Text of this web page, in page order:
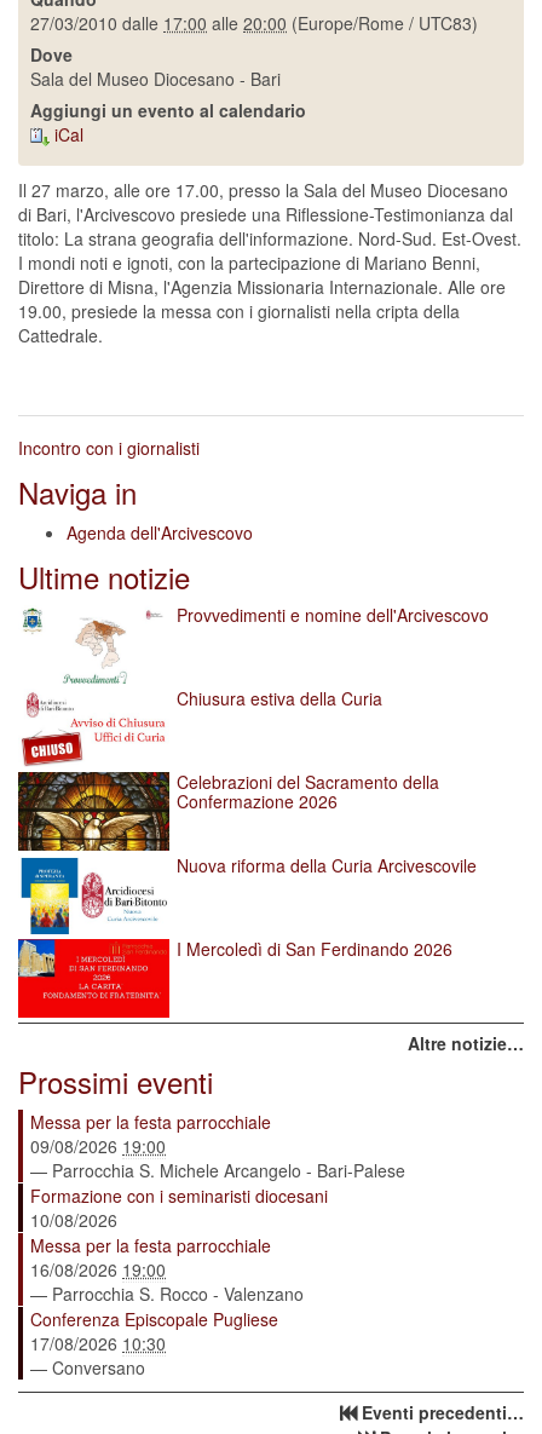
27/03/2010 dalle 17:00 alle 20:00 (Europe/Rome / UTC83)
Dove
Sala del Museo Diocesano - Bari
Aggiungi un evento al calendario
iCal
Il 27 marzo, alle ore 17.00, presso la Sala del Museo Diocesano
di Bari, l'Arcivescovo presiede una Riflessione-Testimonianza dal
titolo: La strana geografia dell'informazione. Nord-Sud. Est-Ovest.
I mondi noti e ignoti, con la partecipazione di Mariano Benni,
Direttore di Misna, l'Agenzia Missionaria Internazionale. Alle ore
19.00, presiede la messa con i giornalisti nella cripta della
Cattedrale.
Incontro con i giornalisti
Naviga in
Agenda dell'Arcivescovo
Ultime notizie
Provvedimenti e nomine dell'Arcivescovo
Chiusura estiva della Curia
Celebrazioni del Sacramento della
Confermazione 2026
Nuova riforma della Curia Arcivescovile
I Mercoledì di San Ferdinando 2026
Altre notizie…
Prossimi eventi
Messa per la festa parrocchiale
09/08/2026 19:00
— Parrocchia S. Michele Arcangelo - Bari-Palese
Formazione con i seminaristi diocesani
10/08/2026
Messa per la festa parrocchiale
16/08/2026 19:00
— Parrocchia S. Rocco - Valenzano
Conferenza Episcopale Pugliese
17/08/2026 10:30
— Conversano
Eventi precedenti…